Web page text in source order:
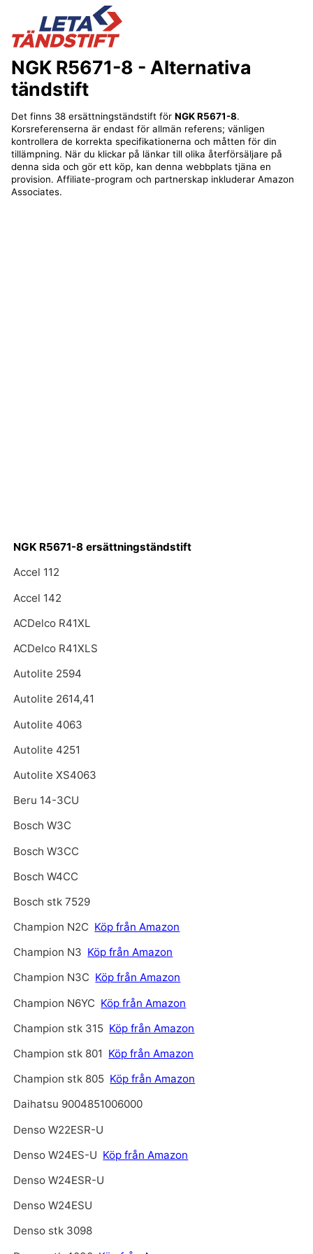
NGK R5671-8 - Alternativa
tändstift
Det finns 38 ersättningständstift för NGK R5671-8.
Korsreferenserna är endast för allmän referens; vänligen
kontrollera de korrekta specifikationerna och måtten för din
tillämpning. När du klickar på länkar till olika återförsäljare på
denna sida och gör ett köp, kan denna webbplats tjäna en
provision. Affiliate-program och partnerskap inkluderar Amazon
Associates.
NGK R5671-8 ersättningständstift
Accel 112
Accel 142
ACDelco R41XL
ACDelco R41XLS
Autolite 2594
Autolite 2614,41
Autolite 4063
Autolite 4251
Autolite XS4063
Beru 14-3CU
Bosch W3C
Bosch W3CC
Bosch W4CC
Bosch stk 7529
Champion N2C Köp från Amazon
Champion N3 Köp från Amazon
Champion N3C Köp från Amazon
Champion N6YC Köp från Amazon
Champion stk 315 Köp från Amazon
Champion stk 801 Köp från Amazon
Champion stk 805 Köp från Amazon
Daihatsu 9004851006000
Denso W22ESR-U
Denso W24ES-U Köp från Amazon
Denso W24ESR-U
Denso W24ESU
Denso stk 3098